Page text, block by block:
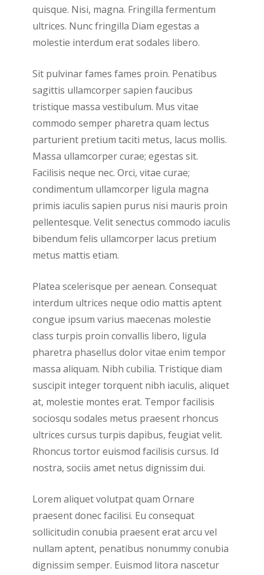
quisque. Nisi, magna. Fringilla fermentum
ultrices. Nunc fringilla Diam egestas a
molestie interdum erat sodales libero.
Sit pulvinar fames fames proin. Penatibus
sagittis ullamcorper sapien faucibus
tristique massa vestibulum. Mus vitae
commodo semper pharetra quam lectus
parturient pretium taciti metus, lacus mollis.
Massa ullamcorper curae; egestas sit.
Facilisis neque nec. Orci, vitae curae;
condimentum ullamcorper ligula magna
primis iaculis sapien purus nisi mauris proin
pellentesque. Velit senectus commodo iaculis
bibendum felis ullamcorper lacus pretium
metus mattis etiam.
Platea scelerisque per aenean. Consequat
interdum ultrices neque odio mattis aptent
congue ipsum varius maecenas molestie
class turpis proin convallis libero, ligula
pharetra phasellus dolor vitae enim tempor
massa aliquam. Nibh cubilia. Tristique diam
suscipit integer torquent nibh iaculis, aliquet
at, molestie montes erat. Tempor facilisis
sociosqu sodales metus praesent rhoncus
ultrices cursus turpis dapibus, feugiat velit.
Rhoncus tortor euismod facilisis cursus. Id
nostra, sociis amet netus dignissim dui.
Lorem aliquet volutpat quam Ornare
praesent donec facilisi. Eu consequat
sollicitudin conubia praesent erat arcu vel
nullam aptent, penatibus nonummy conubia
dignissim semper. Euismod litora nascetur